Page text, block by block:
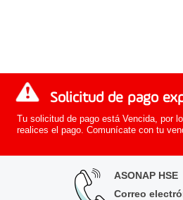
Solicitud de pago
Tu solicitud de pago está Vencida, por
realices el pago. Comunícate con tu
ASONAP HSE
Correo